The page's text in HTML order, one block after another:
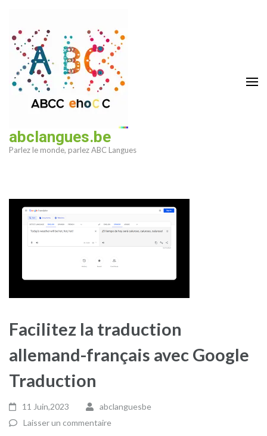
contenu
(Pressez
Entrée)
abclangues.be
Parlez le monde, parlez ABC Langues
Facilitez la traduction
allemand-français avec Google
Traduction
11 Juin,2023
abclanguesbe
Laisser un commentaire